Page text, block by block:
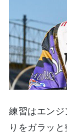
練習はエンジ
りをガラッ